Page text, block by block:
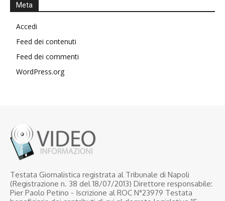
Meta
Accedi
Feed dei contenuti
Feed dei commenti
WordPress.org
Testata Giornalistica registrata al Tribunale di Napoli
(Registrazione n. 38 del 18/07/2013) Direttore responsabile:
Pier Paolo Petino - Iscrizione al ROC N°23979 Testata